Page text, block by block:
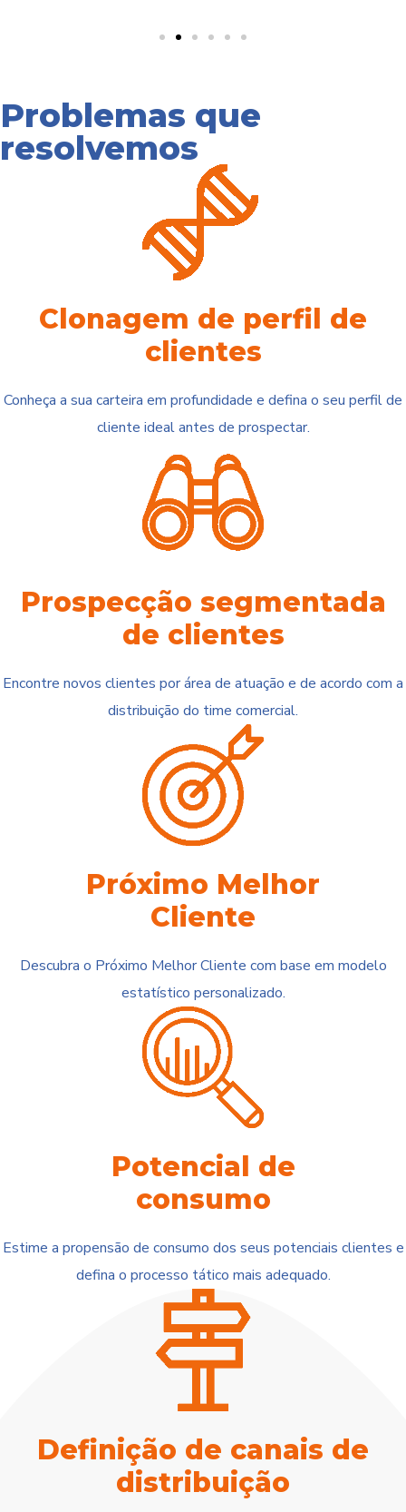
Problemas que
resolvemos
Clonagem de perfil de
clientes
Conheça a sua carteira em profundidade e defina o seu perfil de
cliente ideal antes de prospectar.
Prospecção segmentada
de clientes
Encontre novos clientes por área de atuação e de acordo com a
distribuição do time comercial.
Próximo Melhor
Cliente
Descubra o Próximo Melhor Cliente com base em modelo
estatístico personalizado.
Potencial de
consumo
Estime a propensão de consumo dos seus potenciais clientes e
defina o processo tático mais adequado.
Definição de canais de
distribuição